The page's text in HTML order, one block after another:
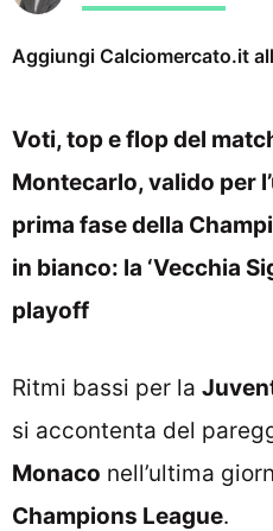
Aggiungi Calciomercato.it
Voti, top e flop del
Montecarlo, valido per
prima fase della
in bianco: la ‘Vecchia
playoff
Ritmi bassi per la
si accontenta del
Monaco nell’ultima
Champions League.